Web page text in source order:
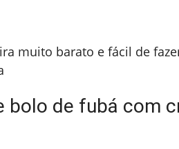
muito barato e fácil de
bolo de fubá com